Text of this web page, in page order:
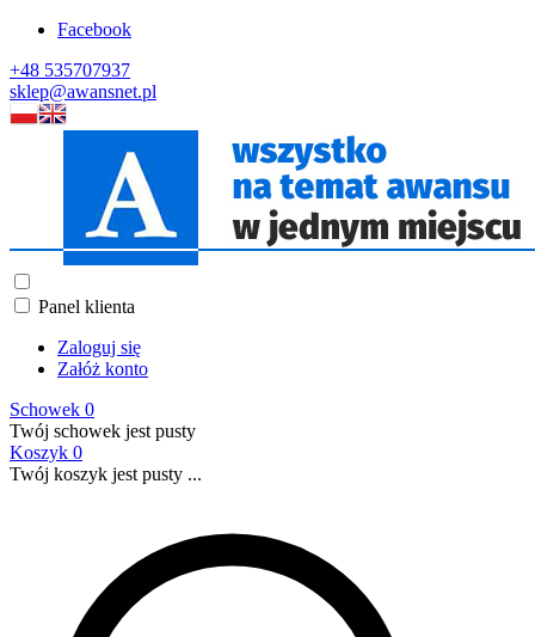
Facebook
+48 535707937
sklep@awansnet.pl
Panel klienta
Zaloguj się
Załóż konto
Schowek 0
Twój schowek jest pusty
Koszyk 0
Twój koszyk jest pusty ...